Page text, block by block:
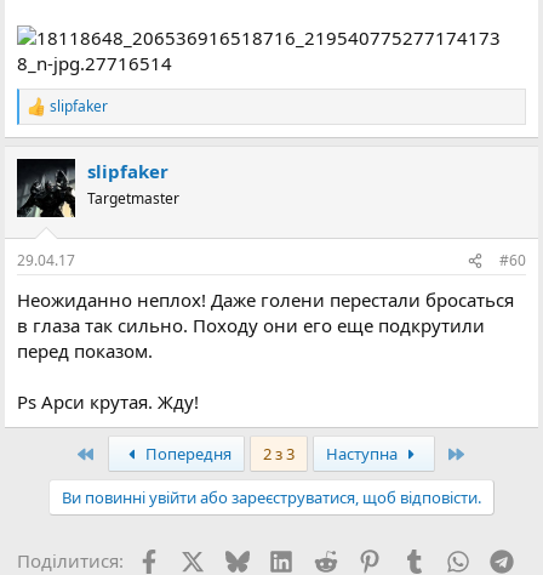
Р
е
к
ц
і
slipfaker
slipfaker
Targetmaster
29.04.17 #60
Неожиданно неплох! Даже голени перестали бросаться
в глаза так сильно. Походу они его еще подкрутили
перед показом.
Ps Арси крутая. Жду!
ПершийПопередня 2 з 3 Наступна
Ви повинні увійти або зареєструватися, щоб відповісти.
Поділитися: FacebookX (Twitter)
BlueskyLinkedIn
Reddit PinterestTumblr